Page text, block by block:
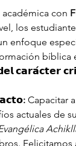
académica con
los
enfoque
bíblica
𝗰𝗮𝗿𝗮́𝗰𝘁𝗲𝗿
Capacitar
actuales de
Felicitamos